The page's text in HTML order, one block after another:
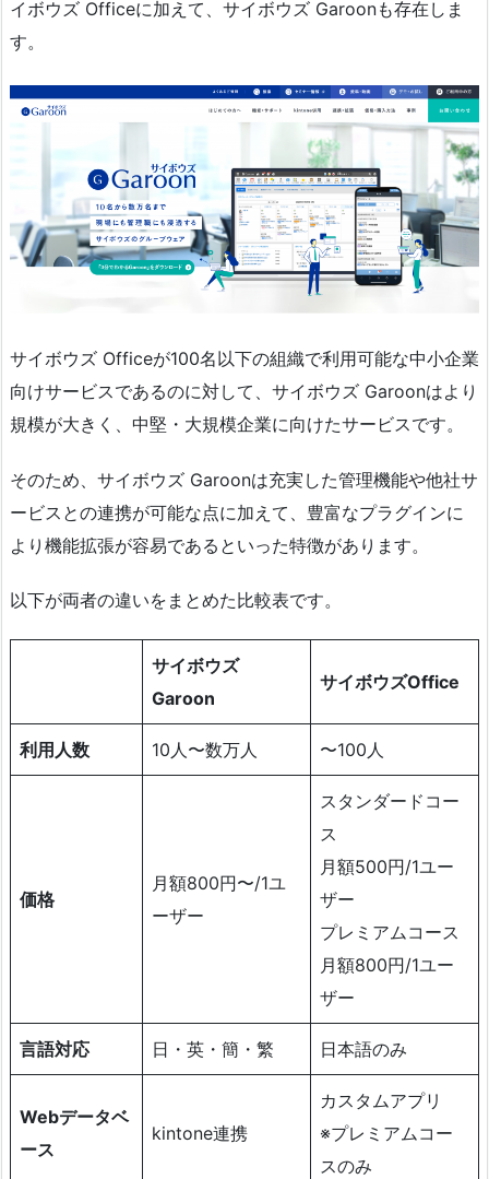
イボウズ Officeに加えて、サイボウズ Garoonも存在しま
す。
サイボウズ Officeが100名以下の組織で利用可能な中小企業
向けサービスであるのに対して、サイボウズ Garoonはより
規模が大きく、中堅・大規模企業に向けたサービスです。
そのため、サイボウズ Garoonは充実した管理機能や他社サ
ービスとの連携が可能な点に加えて、豊富なプラグインに
より機能拡張が容易であるといった特徴があります。
以下が両者の違いをまとめた比較表です。
サイボウズ
Garoon
サイボウズOffice
利用人数 10人〜数万人 〜100人
価格
月額800円〜/1ユ
ーザー
スタンダードコー
ス
月額500円/1ユー
ザー
プレミアムコース
月額800円/1ユー
ザー
言語対応 日・英・簡・繁 日本語のみ
Webデータベ
ース
kintone連携
カスタムアプリ
※プレミアムコー
スのみ